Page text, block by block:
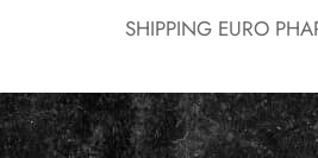
SHIPPING EURO